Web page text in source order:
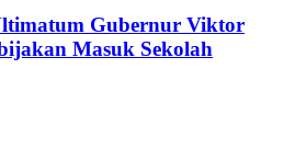
Gubernur Viktor
Masuk Sekolah